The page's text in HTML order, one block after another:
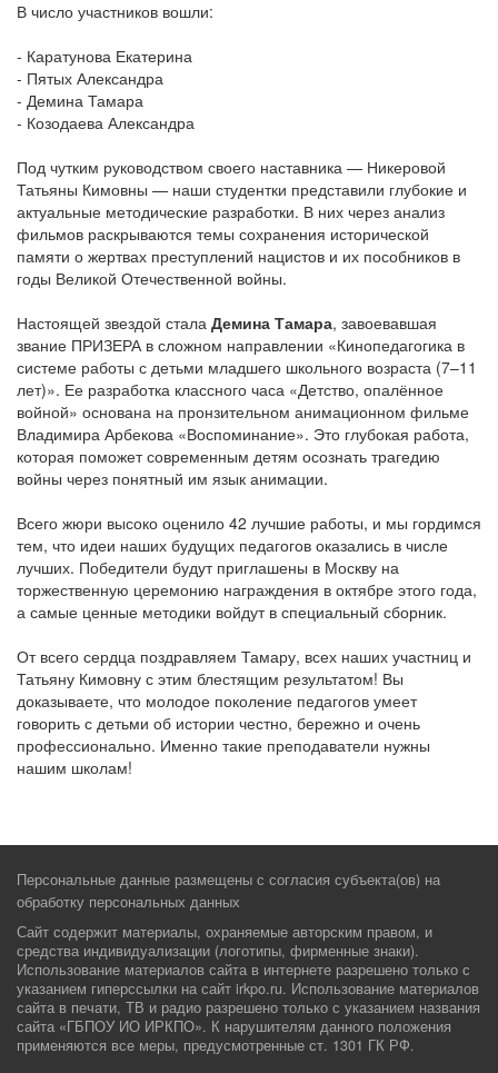
В число участников вошли:
- Каратунова Екатерина
- Пятых Александра
- Демина Тамара
- Козодаева Александра
Под чутким руководством своего наставника — Никеровой
Татьяны Кимовны — наши студентки представили глубокие и
актуальные методические разработки. В них через анализ
фильмов раскрываются темы сохранения исторической
памяти о жертвах преступлений нацистов и их пособников в
годы Великой Отечественной войны.
Настоящей звездой стала Демина Тамара, завоевавшая
звание ПРИЗЕРА в сложном направлении «Кинопедагогика в
системе работы с детьми младшего школьного возраста (7–11
лет)». Ее разработка классного часа «Детство, опалённое
войной» основана на пронзительном анимационном фильме
Владимира Арбекова «Воспоминание». Это глубокая работа,
которая поможет современным детям осознать трагедию
войны через понятный им язык анимации.
Всего жюри высоко оценило 42 лучшие работы, и мы гордимся
тем, что идеи наших будущих педагогов оказались в числе
лучших. Победители будут приглашены в Москву на
торжественную церемонию награждения в октябре этого года,
а самые ценные методики войдут в специальный сборник.
От всего сердца поздравляем Тамару, всех наших участниц и
Татьяну Кимовну с этим блестящим результатом! Вы
доказываете, что молодое поколение педагогов умеет
говорить с детьми об истории честно, бережно и очень
профессионально. Именно такие преподаватели нужны
нашим школам!
Персональные данные размещены с согласия субъекта(ов) на
обработку персональных данных
Сайт содержит материалы, охраняемые авторским правом, и
средства индивидуализации (логотипы, фирменные знаки).
Использование материалов сайта в интернете разрешено только с
указанием гиперссылки на сайт irkpo.ru. Использование материалов
сайта в печати, ТВ и радио разрешено только с указанием названия
сайта «ГБПОУ ИО ИРКПО». К нарушителям данного положения
применяются все меры, предусмотренные ст. 1301 ГК РФ.